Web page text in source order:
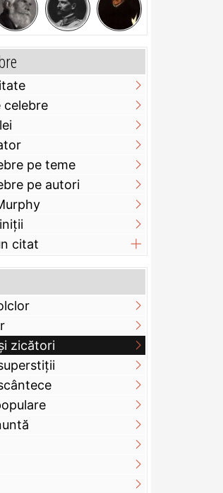
celebre
pe teme
pe autori
citat
zicători